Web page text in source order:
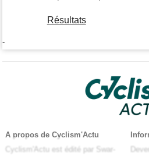
Résultats
-
A propos de Cyclism'Actu
Cyclism'Actu est édité par Swar-